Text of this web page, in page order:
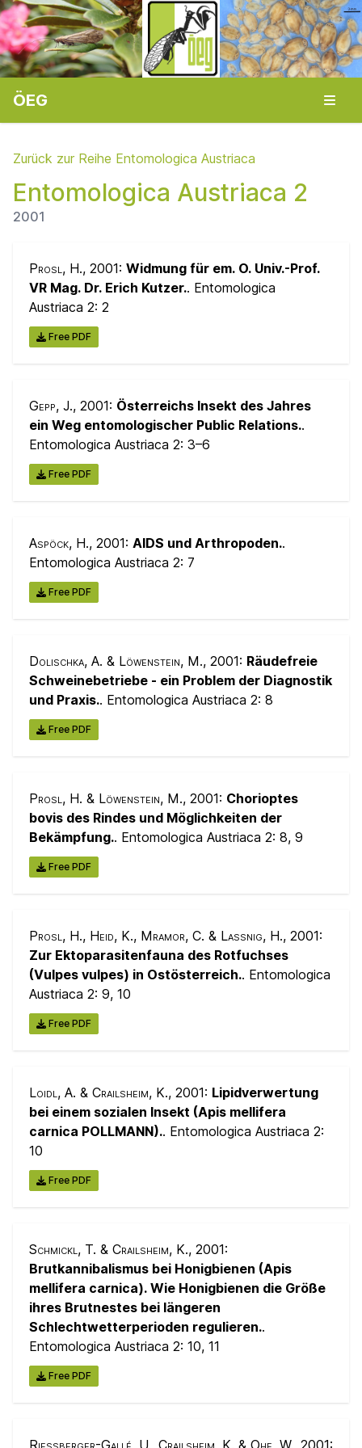
ÖEG
Zurück zur Reihe Entomologica Austriaca
Entomologica Austriaca 2
2001
Prosl, H., 2001: Widmung für em. O. Univ.-Prof.
VR Mag. Dr. Erich Kutzer.. Entomologica
Austriaca 2: 2
Free PDF
Gepp, J., 2001: Österreichs Insekt des Jahres 
ein Weg entomologischer Public Relations..
Entomologica Austriaca 2: 3–6
Free PDF
Aspöck, H., 2001: AIDS und Arthropoden..
Entomologica Austriaca 2: 7
Free PDF
Dolischka, A. & Löwenstein, M., 2001: Räudefreie
Schweinebetriebe - ein Problem der Diagnostik
und Praxis.. Entomologica Austriaca 2: 8
Free PDF
Prosl, H. & Löwenstein, M., 2001: Chorioptes
bovis des Rindes und Möglichkeiten der
Bekämpfung.. Entomologica Austriaca 2: 8, 9
Free PDF
Prosl, H., Heid, K., Mramor, C. & Lassnig, H., 2001:
Zur Ektoparasitenfauna des Rotfuchses
(Vulpes vulpes) in Ostösterreich.. Entomologica
Austriaca 2: 9, 10
Free PDF
Loidl, A. & Crailsheim, K., 2001: Lipidverwertung
bei einem sozialen Insekt (Apis mellifera
carnica POLLMANN).. Entomologica Austriaca 2:
10
Free PDF
Schmickl, T. & Crailsheim, K., 2001:
Brutkannibalismus bei Honigbienen (Apis
mellifera carnica). Wie Honigbienen die Größe
ihres Brutnestes bei längeren
Schlechtwetterperioden regulieren..
Entomologica Austriaca 2: 10, 11
Free PDF
Riessberger-Gallé, U., Crailsheim, K. & Ohe, W. , 2001: